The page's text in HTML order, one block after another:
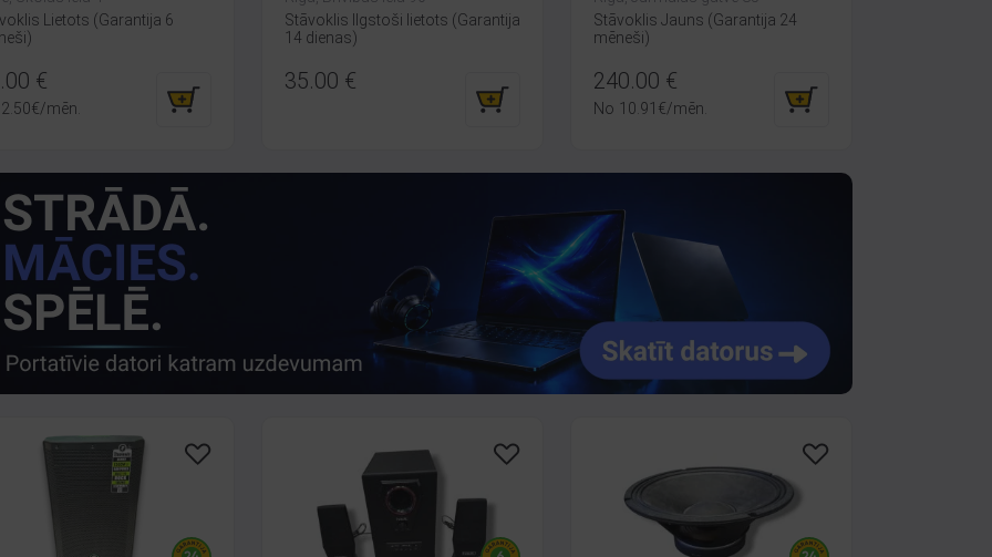
Lietots (Garantija 6
€
2.50€/mēn.
Stāvoklis Ilgstoši lietots (Garantija
14 dienas)
35.00 €
Stāvoklis Jauns (Garantija 24
mēneši)
240.00 €
No 10.91 €/mēn.